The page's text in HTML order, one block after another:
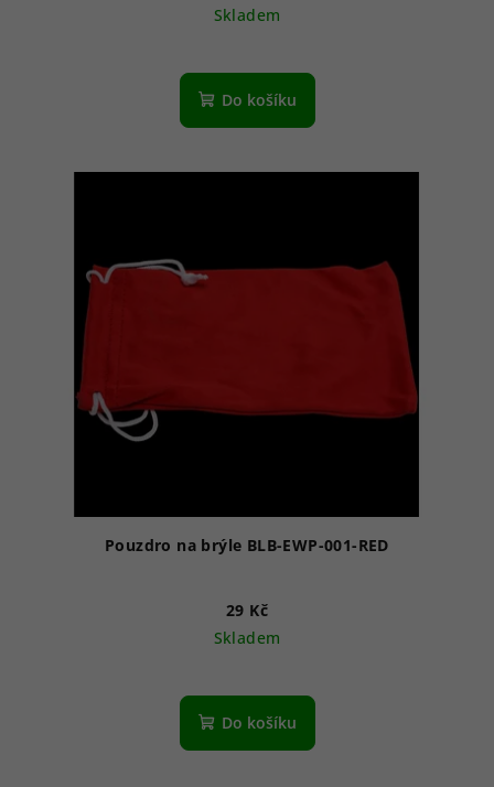
Skladem
Do košíku
Pouzdro na brýle BLB-EWP-001-RED
29 Kč
Skladem
Do košíku